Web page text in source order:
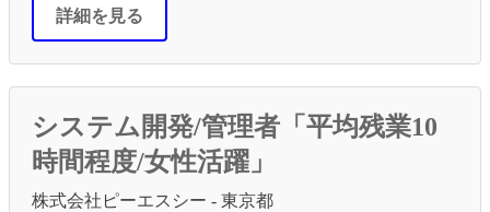
詳細を見る
システム開発/管理者「平均残業10
時間程度/女性活躍」
株式会社ピーエスシー - 東京都